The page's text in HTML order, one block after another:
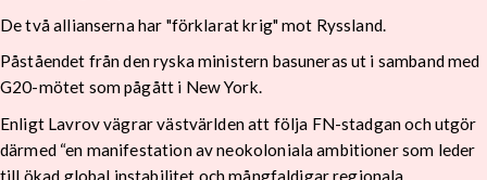
De två allianserna har "förklarat krig" mot Ryssland.
Påståendet från den ryska ministern basuneras ut i samband med
G20-mötet som pågått i New York.
Enligt Lavrov vägrar västvärlden att följa FN-stadgan och utgör
därmed “en manifestation av neokoloniala ambitioner som leder
till ökad global instabilitet och mångfaldigar regionala